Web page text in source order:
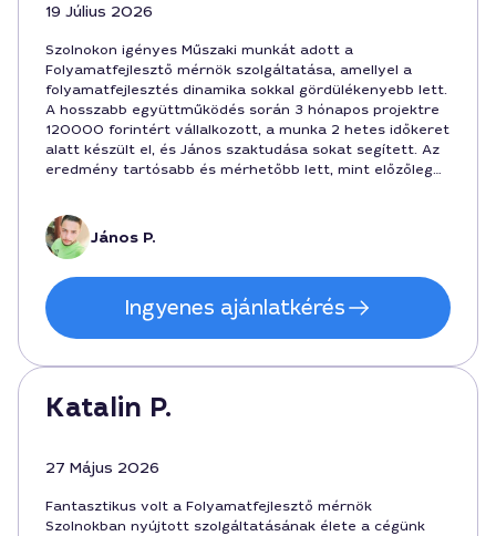
19 Július 2026
Szolnokon igényes Műszaki munkát adott a
Folyamatfejlesztő mérnök szolgáltatása, amellyel a
folyamatfejlesztés dinamika sokkal gördülékenyebb lett.
A hosszabb együttműködés során 3 hónapos projektre
120000 forintért vállalkozott, a munka 2 hetes időkeret
alatt készült el, és János szaktudása sokat segített. Az
eredmény tartósabb és mérhetőbb lett, mint előzőleg
János P.
Ingyenes ajánlatkérés
Katalin P.
27 Május 2026
Fantasztikus volt a Folyamatfejlesztő mérnök
Szolnokban nyújtott szolgáltatásának élete a cégünk